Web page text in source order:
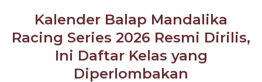
Kalender Balap Mandalika
Racing Series 2026 Resmi Dirilis,
Ini Daftar Kelas yang
Diperlombakan